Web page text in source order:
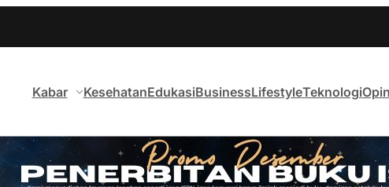
Kabar KesehatanEdukasiBusinessLifestyleTeknologi